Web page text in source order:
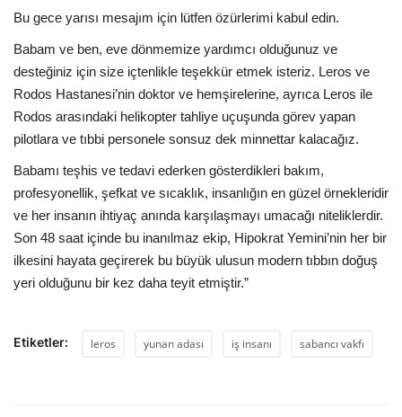
Bu gece yarısı mesajım için lütfen özürlerimi kabul edin.
Babam ve ben, eve dönmemize yardımcı olduğunuz ve
desteğiniz için size içtenlikle teşekkür etmek isteriz. Leros ve
Rodos Hastanesi’nin doktor ve hemşirelerine, ayrıca Leros ile
Rodos arasındaki helikopter tahliye uçuşunda görev yapan
pilotlara ve tıbbi personele sonsuz dek minnettar kalacağız.
Babamı teşhis ve tedavi ederken gösterdikleri bakım,
profesyonellik, şefkat ve sıcaklık, insanlığın en güzel örnekleridir
ve her insanın ihtiyaç anında karşılaşmayı umacağı niteliklerdir.
Son 48 saat içinde bu inanılmaz ekip, Hipokrat Yemini’nin her bir
ilkesini hayata geçirerek bu büyük ulusun modern tıbbın doğuş
yeri olduğunu bir kez daha teyit etmiştir.”
Etiketler: leros yunan adası iş insanı sabancı vakfı